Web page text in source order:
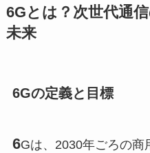
6Gとは？次世代通
未来
6Gの定義と目標
6Gは、2030年ごろの商